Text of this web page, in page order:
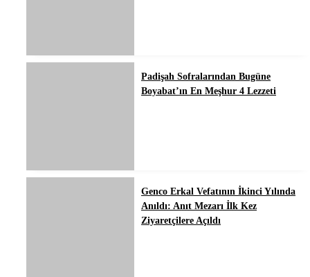
Padişah Sofralarından Bugüne
Boyabat’ın En Meşhur 4 Lezzeti
Genco Erkal Vefatının İkinci Yılında
Anıldı: Anıt Mezarı İlk Kez
Ziyaretçilere Açıldı